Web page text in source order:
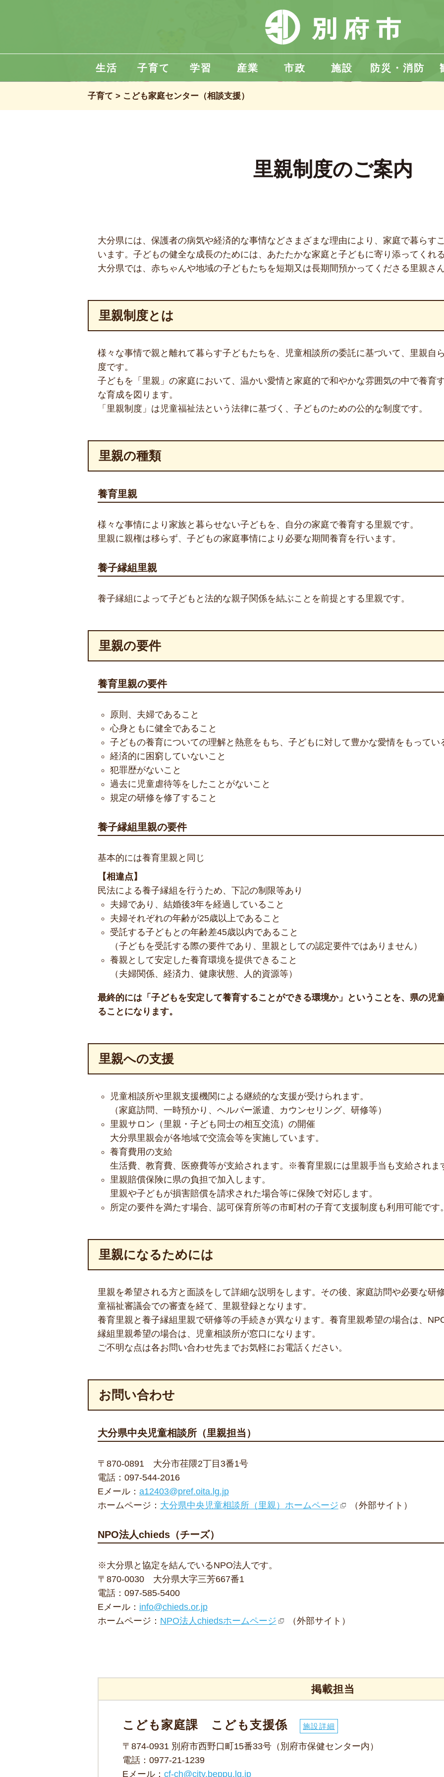
生活 子育て 学習 産業 市政 施設 防災・消防
子育て こども家庭センター（相談支援）
里親制度のご案内
大分県には、保護者の病気や経済的な事情などさまざまな理由により、家庭で暮らす
います。子どもの健全な成長のためには、あたたかな家庭と子どもに寄り添ってくれ
大分県では、赤ちゃんや地域の子どもたちを短期又は長期間預かってくださる里親さ
里親制度とは
様々な事情で親と離れて暮らす子どもたちを、児童相談所の委託に基づいて、里親自
度です。
子どもを「里親」の家庭において、温かい愛情と家庭的で和やかな雰囲気の中で養育
な育成を図ります。
「里親制度」は児童福祉法という法律に基づく、子どものための公的な制度です。
里親の種類
養育里親
様々な事情により家族と暮らせない子どもを、自分の家庭で養育する里親です。
里親に親権は移らず、子どもの家庭事情により必要な期間養育を行います。
養子縁組里親
養子縁組によって子どもと法的な親子関係を結ぶことを前提とする里親です。
里親の要件
養育里親の要件
原則、夫婦であること
心身ともに健全であること
子どもの養育についての理解と熱意をもち、子どもに対して豊かな愛情をもってい
経済的に困窮していないこと
犯罪歴がないこと
過去に児童虐待等をしたことがないこと
規定の研修を修了すること
養子縁組里親の要件
基本的には養育里親と同じ
【相違点】
民法による養子縁組を行うため、下記の制限等あり
夫婦であり、結婚後3年を経過していること
夫婦それぞれの年齢が25歳以上であること
受託する子どもとの年齢差45歳以内であること
（子どもを受託する際の要件であり、里親としての認定要件ではありません）
養親として安定した養育環境を提供できること
（夫婦関係、経済力、健康状態、人的資源等）
最終的には「子どもを安定して養育することができる環境か」ということを、県の児
ることになります。
里親への支援
児童相談所や里親支援機関による継続的な支援が受けられます。
（家庭訪問、一時預かり、ヘルパー派遣、カウンセリング、研修等）
里親サロン（里親・子ども同士の相互交流）の開催
大分県里親会が各地域で交流会等を実施しています。
養育費用の支給
生活費、教育費、医療費等が支給されます。※養育里親には里親手当も支給されま
里親賠償保険に県の負担で加入します。
里親や子どもが損害賠償を請求された場合等に保険で対応します。
所定の要件を満たす場合、認可保育所等の市町村の子育て支援制度も利用可能です
里親になるためには
里親を希望される方と面談をして詳細な説明をします。その後、家庭訪問や必要な研
童福祉審議会での審査を経て、里親登録となります。
養育里親と養子縁組里親で研修等の手続きが異なります。養育里親希望の場合は、
縁組里親希望の場合は、児童相談所が窓口になります。
ご不明な点は各お問い合わせ先までお気軽にお電話ください。
お問い合わせ
大分県中央児童相談所（里親担当）
〒870-0891 大分市荏隈2丁目3番1号
電話： 097-544-2016
Eメール： a12403@pref.oita.lg.jp
ホームページ： 大分県中央児童相談所（里親）ホームページ （外部サイト）
NPO法人chieds（チーズ）
※大分県と協定を結んでいるNPO法人です。
〒870-0030 大分県大字三芳667番1
電話： 097-585-5400
Eメール： info@chieds.or.jp
ホームページ： NPO法人chiedsホームページ （外部サイト）
掲載担当
こども家庭課 こども支援係 施設詳細
〒874-0931 別府市西野口町15番33号（別府市保健センター内）
電話： 0977-21-1239
Eメール： cf-ch@city.beppu.lg.jp